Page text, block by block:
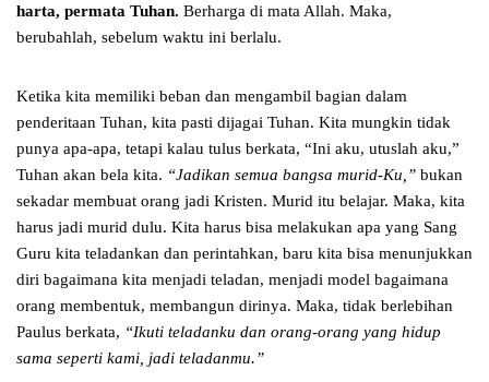
harta, permata Tuhan. Berharga di mata Allah. Maka,
berubahlah, sebelum waktu ini berlalu.
Ketika kita memiliki beban dan mengambil bagian dalam
penderitaan Tuhan, kita pasti dijagai Tuhan. Kita mungkin tidak
punya apa-apa, tetapi kalau tulus berkata, “Ini aku, utuslah aku,”
Tuhan akan bela kita. “Jadikan semua bangsa murid-Ku,” bukan
sekadar membuat orang jadi Kristen. Murid itu belajar. Maka, kita
harus jadi murid dulu. Kita harus bisa melakukan apa yang Sang
Guru kita teladankan dan perintahkan, baru kita bisa menunjukkan
diri bagaimana kita menjadi teladan, menjadi model bagaimana
orang membentuk, membangun dirinya. Maka, tidak berlebihan
Paulus berkata, “Ikuti teladanku dan orang-orang yang hidup
sama seperti kami, jadi teladanmu.”